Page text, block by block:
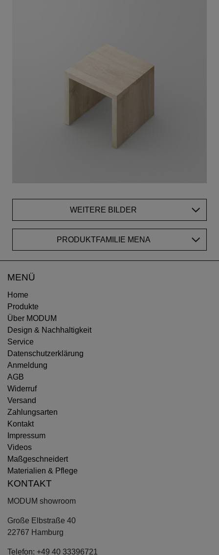
WEITERE BILDER
PRODUKTFAMILIE MENA
MENÜ
Home
Produkte
Über MODUM
Design & Nachhaltigkeit
Service
Datenschutzerklärung
Anmeldung
AGB
Widerruf
Versand
Zahlungsarten
Kontakt
Impressum
Videos
Maßgeschneidert
Materialien & Pflege
KONTAKT
MODUM showroom
Große Elbstraße 40
22767 Hamburg
Telefon: +49 40 33396721